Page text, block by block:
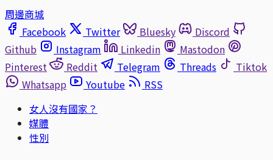
周邊商城
Facebook
Twitter Bluesky
Discord
Github
Instagram Linkedin
Mastodon
Pinterest
Reddit Telegram Threads
Tiktok
Whatsapp
Youtube
RSS
女人沒有國家？
媒體
性別